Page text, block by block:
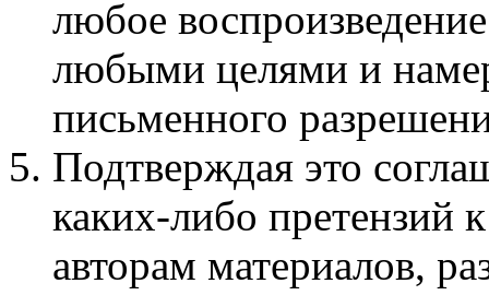
любое
любыми целями и
письменного
Подтверждая это
каких-либо претензий
авторам материалов,